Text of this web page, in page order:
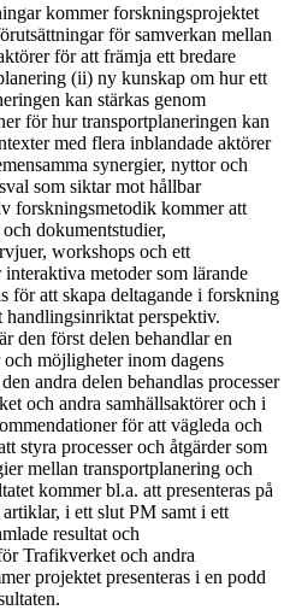
kommer forskningsprojektet
för samverkan mellan
för att främja ett bredare
(ii) ny kunskap om hur ett
kan stärkas genom
för hur transportplaneringen kan
med flera inblandade aktörer
synergier, nyttor och
som siktar mot hållbar
forskningsmetodik kommer att
dokumentstudier,
workshops och ett
metoder som lärande
för att skapa deltagande i forskning
perspektiv.
den först delen behandlar en
möjligheter inom dagens
andra delen behandlas processer
och andra samhällsaktörer och i
för att vägleda och
styra processer och åtgärder som
mellan transportplanering och
kommer bl.a. att presenteras på
i ett slut PM samt i ett
resultat och
Trafikverket och andra
projektet presenteras i en podd